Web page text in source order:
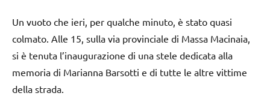
Un vuoto che ieri, per qualche minuto, è stato quasi
colmato. Alle 15, sulla via provinciale di Massa Macinaia,
si è tenuta l’inaugurazione di una stele dedicata alla
memoria di Marianna Barsotti e di tutte le altre vittime
della strada.